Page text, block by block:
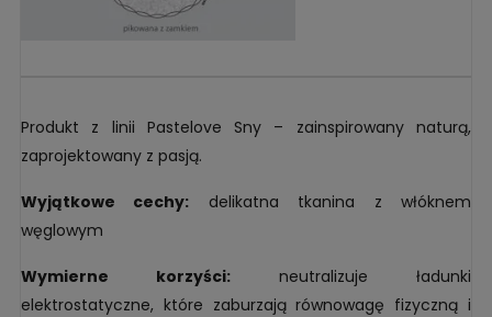
Produkt z linii Pastelove Sny – zainspirowany naturą,
zaprojektowany z pasją.
Wyjątkowe cechy: delikatna tkanina z włóknem
węglowym
Wymierne korzyści: neutralizuje ładunki
elektrostatyczne, które zaburzają równowagę fizyczną i